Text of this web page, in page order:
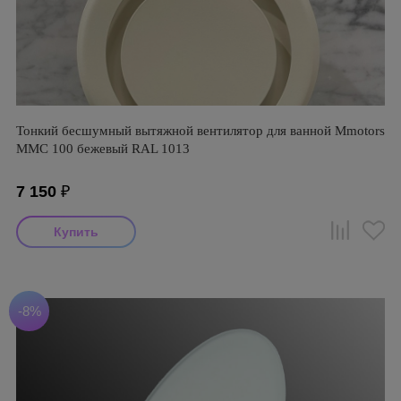
Тонкий бесшумный вытяжной вентилятор для ванной Mmotors
ММC 100 бежевый RAL 1013
7 150 ₽
-8%